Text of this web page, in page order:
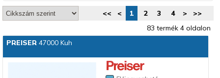
<< < 1 2 3 4 >
>>
83 termék 4 oldalon
PREISER47000 Kuh